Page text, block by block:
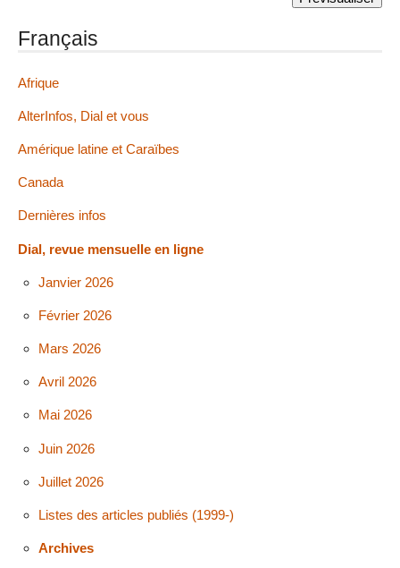
Français
Afrique
AlterInfos, Dial et vous
Amérique latine et Caraïbes
Canada
Dernières infos
Dial, revue mensuelle en ligne
Janvier 2026
Février 2026
Mars 2026
Avril 2026
Mai 2026
Juin 2026
Juillet 2026
Listes des articles publiés (1999-)
Archives